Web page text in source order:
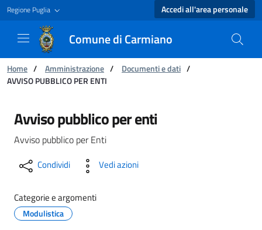
Regione Puglia Accedi all'area personale
Comune di Carmiano
Ti trovi in:
Home / Amministrazione / Documenti e dati /
AVVISO PUBBLICO PER ENTI
AVVISO PUBBLICO PER ENTI - Comune di
Avviso pubblico per enti
Avviso pubblico per Enti
Condividi Vedi azioni
Categorie e argomenti
Modulistica